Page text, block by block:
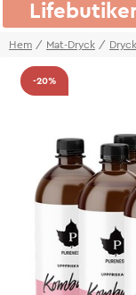
Hem Mat-Dryck Dryck
-20%